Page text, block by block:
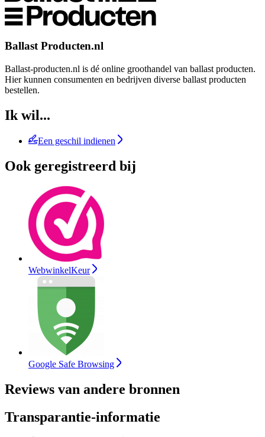
Ballast Producten.nl
Ballast-producten.nl is dé online groothandel van ballast producten.
Hier kunnen consumenten en bedrijven diverse ballast producten
bestellen.
Ik wil...
Een geschil indienen
Ook geregistreerd bij
WebwinkelKeur
Google Safe Browsing
Reviews van andere bronnen
Transparantie-informatie